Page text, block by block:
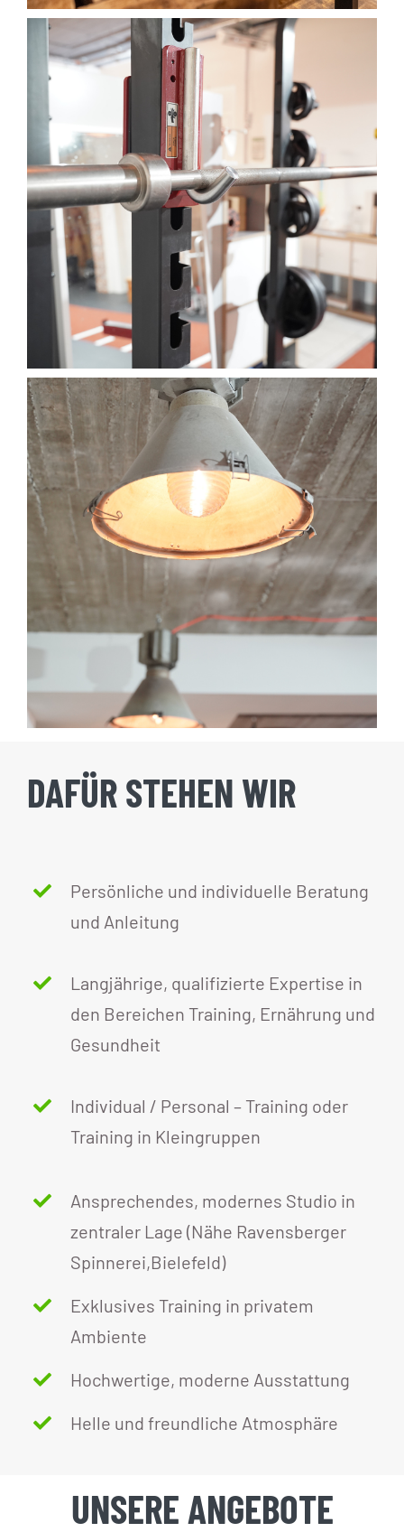
DAFÜR STEHEN WIR
Persönliche und individuelle Beratung
und Anleitung
Langjährige, qualifizierte Expertise in
den Bereichen Training, Ernährung und
Gesundheit
Individual / Personal – Training oder
Training in Kleingruppen
Ansprechendes, modernes Studio in
zentraler Lage (Nähe Ravensberger
Spinnerei,Bielefeld)
Exklusives Training in privatem
Ambiente
Hochwertige, moderne Ausstattung
Helle und freundliche Atmosphäre
UNSERE ANGEBOTE